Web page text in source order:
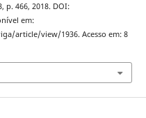
p. 466, 2018. DOI:
em:
article/view/1936. Acesso em: 8